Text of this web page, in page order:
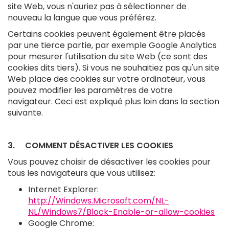
site Web, vous n'auriez pas à sélectionner de
nouveau la langue que vous préférez.
Certains cookies peuvent également être placés
par une tierce partie, par exemple Google Analytics
pour mesurer l'utilisation du site Web (ce sont des
cookies dits tiers). Si vous ne souhaitiez pas qu'un site
Web place des cookies sur votre ordinateur, vous
pouvez modifier les paramètres de votre
navigateur. Ceci est expliqué plus loin dans la section
suivante.
3. COMMENT DÉSACTIVER LES COOKIES
Vous pouvez choisir de désactiver les cookies pour
tous les navigateurs que vous utilisez:
Internet Explorer:
http://Windows.Microsoft.com/NL-
NL/Windows7/Block-Enable-or-allow-cookies
Google Chrome: